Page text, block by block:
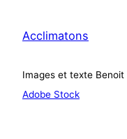
Acclimatons
Images et texte
Adobe Stock